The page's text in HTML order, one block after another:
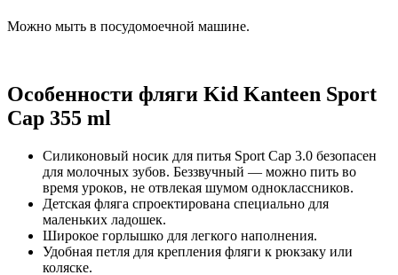
Можно мыть в посудомоечной машине.
Особенности фляги Kid Kanteen Sport
Cap 355 ml
Силиконовый носик для питья Sport Cap 3.0 безопасен
для молочных зубов. Беззвучный — можно пить во
время уроков, не отвлекая шумом одноклассников.
Детская фляга спроектирована специально для
маленьких ладошек.
Широкое горлышко для легкого наполнения.
Удобная петля для крепления фляги к рюкзаку или
коляске.